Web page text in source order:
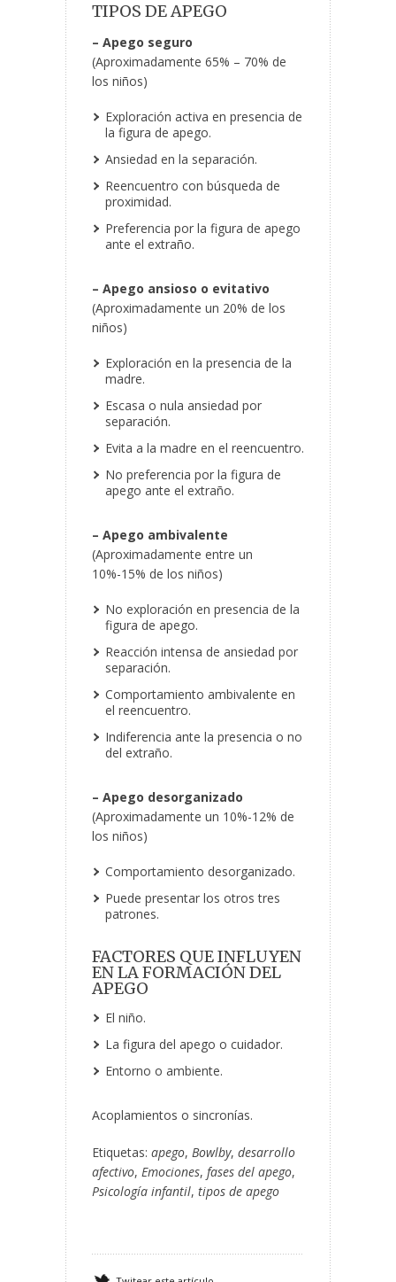
TIPOS DE APEGO
– Apego seguro
(Aproximadamente 65% – 70% de
los niños)
Exploración activa en presencia de
la figura de apego.
Ansiedad en la separación.
Reencuentro con búsqueda de
proximidad.
Preferencia por la figura de apego
ante el extraño.
– Apego ansioso o evitativo
(Aproximadamente un 20% de los
niños)
Exploración en la presencia de la
madre.
Escasa o nula ansiedad por
separación.
Evita a la madre en el reencuentro.
No preferencia por la figura de
apego ante el extraño.
– Apego ambivalente
(Aproximadamente entre un
10%-15% de los niños)
No exploración en presencia de la
figura de apego.
Reacción intensa de ansiedad por
separación.
Comportamiento ambivalente en
el reencuentro.
Indiferencia ante la presencia o no
del extraño.
– Apego desorganizado
(Aproximadamente un 10%-12% de
los niños)
Comportamiento desorganizado.
Puede presentar los otros tres
patrones.
FACTORES QUE INFLUYEN
EN LA FORMACIÓN DEL
APEGO
El niño.
La figura del apego o cuidador.
Entorno o ambiente.
Acoplamientos o sincronías.
Etiquetas: apego, Bowlby, desarrollo
afectivo, Emociones, fases del apego,
Psicología infantil, tipos de apego